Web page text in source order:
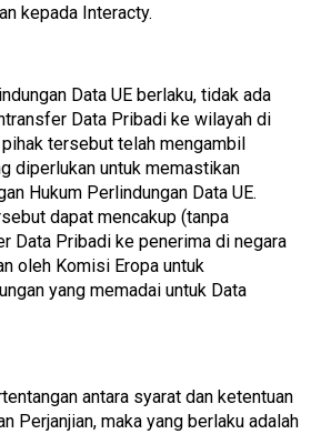
kepada Interacty.
Data UE berlaku, tidak ada
Data Pribadi ke wilayah di
pihak tersebut telah mengambil
diperlukan untuk memastikan
Hukum Perlindungan Data UE.
dapat mencakup (tanpa
Data Pribadi ke penerima di negara
oleh Komisi Eropa untuk
yang memadai untuk Data
antara syarat dan ketentuan
Perjanjian, maka yang berlaku adalah